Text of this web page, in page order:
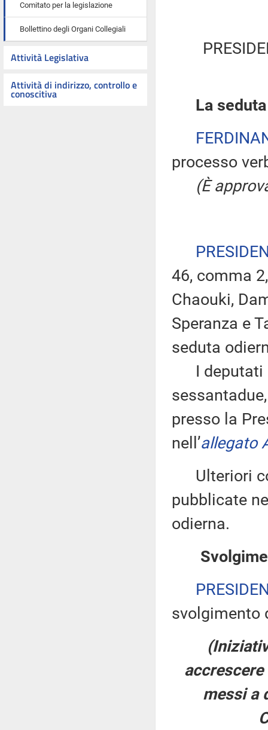
Comitato per la legislazione
Bollettino degli Organi Collegiali
Attività Legislativa
Attività di indirizzo, controllo e
conoscitiva
La
processo
(È
46, comma
Chaouki,
Speranza e
seduta
I deputati
presso la
nell’allegato
Ulteriori
pubblicate
odierna.
svolgimento
messi a